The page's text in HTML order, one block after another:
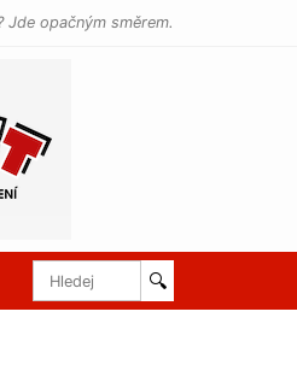
opačným směrem.
🔍